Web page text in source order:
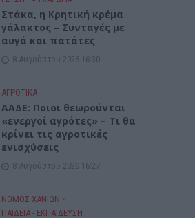
Στάκα, η Κρητική κρέμα
γάλακτος – Συνταγές με
αυγά και πατάτες
8 Αυγούστου 2026 16:30
ΑΓΡΟΤΙΚΑ
ΑΑΔΕ: Ποιοι θεωρούνται
«ενεργοί αγρότες» – Τι θα
κρίνει τις αγροτικές
ενισχύσεις
8 Αυγούστου 2026 16:27
ΝΟΜΌΣ ΧΑΝΊΩΝ •
ΠΑΙΔΕΙΑ - ΕΚΠΑΙΔΕΥΣΗ